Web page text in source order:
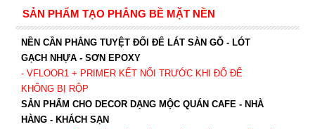
SẢN PHẨM TẠO PHẲNG BỀ MẶT NỀN
NỀN CẦN PHẲNG TUYỆT ĐỐI ĐỂ LÁT SÀN GỖ - LÓT
GẠCH NHỰA - SƠN EPOXY
- VFLOOR1+ PRIMER KẾT NỐI TRƯỚC KHI ĐỔ ĐỂ
KHÔNG BỊ RỘP
SẢN PHẨM CHO DECOR DẠNG MỘC QUÁN CAFE - NHÀ
HÀNG - KHÁCH SẠN